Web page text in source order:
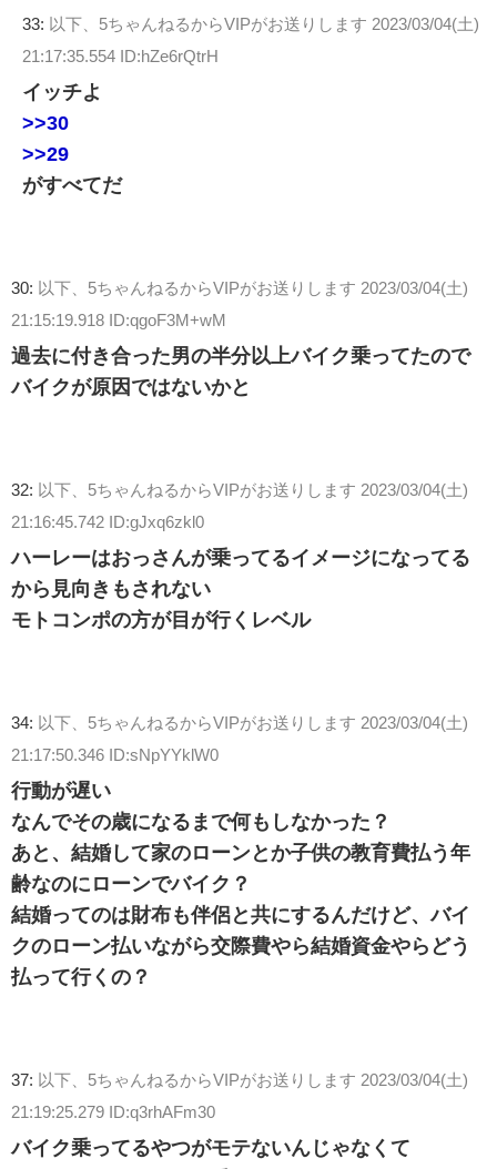
33: 以下、5ちゃんねるからVIPがお送りします 2023/03/04(土)
21:17:35.554 ID:hZe6rQtrH
イッチよ
>>30
>>29
がすべてだ
30: 以下、5ちゃんねるからVIPがお送りします 2023/03/04(土)
21:15:19.918 ID:qgoF3M+wM
過去に付き合った男の半分以上バイク乗ってたので
バイクが原因ではないかと
32: 以下、5ちゃんねるからVIPがお送りします 2023/03/04(土)
21:16:45.742 ID:gJxq6zkl0
ハーレーはおっさんが乗ってるイメージになってる
から見向きもされない
モトコンポの方が目が行くレベル
34: 以下、5ちゃんねるからVIPがお送りします 2023/03/04(土)
21:17:50.346 ID:sNpYYklW0
行動が遅い
なんでその歳になるまで何もしなかった？
あと、結婚して家のローンとか子供の教育費払う年
齢なのにローンでバイク？
結婚ってのは財布も伴侶と共にするんだけど、バイ
クのローン払いながら交際費やら結婚資金やらどう
払って行くの？
37: 以下、5ちゃんねるからVIPがお送りします 2023/03/04(土)
21:19:25.279 ID:q3rhAFm30
バイク乗ってるやつがモテないんじゃなくて